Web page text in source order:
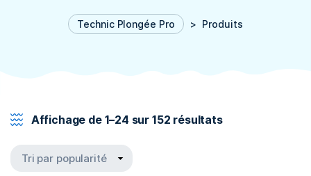
Technic Plongée Pro > Produits
Affichage de 1–24 sur 152 résultats